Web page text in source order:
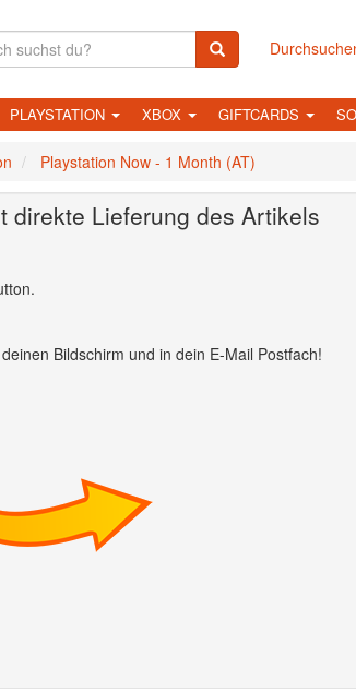
PLAYSTATION XBOX GIFTCARDS
Playstation Now - 1 Month (AT)
direkte Lieferung des Artikels
Bildschirm und in dein E-Mail Postfach!